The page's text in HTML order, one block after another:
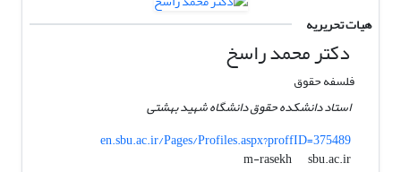
هیات تحریریه
دکتر محمد راسخ
فلسفه حقوق
استاد دانشکده حقوق دانشگاه شهید بهشتی
en.sbu.ac.ir/Pages/Profiles.aspx?proffID=375489
m-rasekh
sbu.ac.ir